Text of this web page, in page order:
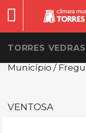
TORRES VEDRAS
Município /
VENTOSA